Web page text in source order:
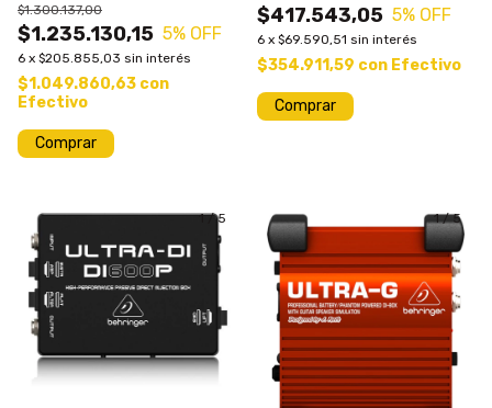
$1.235.130,15
$1.300.137,00
5% OFF
6 x $205.855,03 sin interés
$1.049.860,63 con
Efectivo
$417.543,05 5% OFF
6 x $69.590,51 sin interés
$354.911,59 con Efectivo
1/5 1/5